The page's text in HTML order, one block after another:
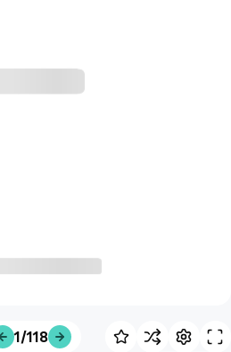
1/118